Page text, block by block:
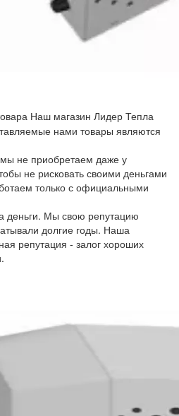
Наш магазин Лидер Тепла
нами товары являются
не приобретаем даже у
не рисковать своими деньгами
только с официальными
деньги. Мы свою репутацию
долгие годы. Наша
репутация - залог хороших